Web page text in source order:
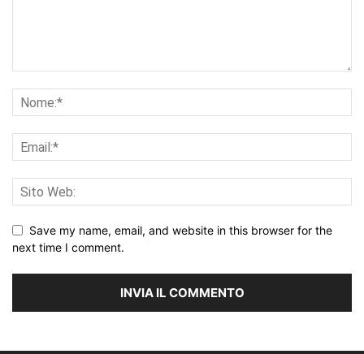
Save my name, email, and website in this browser for the
next time I comment.